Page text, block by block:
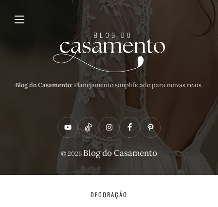
Blog do Casamento:Planejamento simplificado para noivas reais.
Y
o
t
T
i
t
o
I
n
t
a
F
a
e
P
i
t
© 2026 Blog do Casamento
DECORAÇÃO